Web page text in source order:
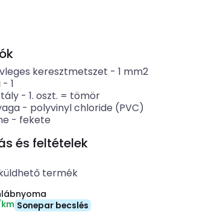
keresztmetszet - 1 mm2
- 1
- 1. oszt. = tömör
- polyvinyl chloride (PVC)
- fekete
és feltételek
termék
Sonepar becslés